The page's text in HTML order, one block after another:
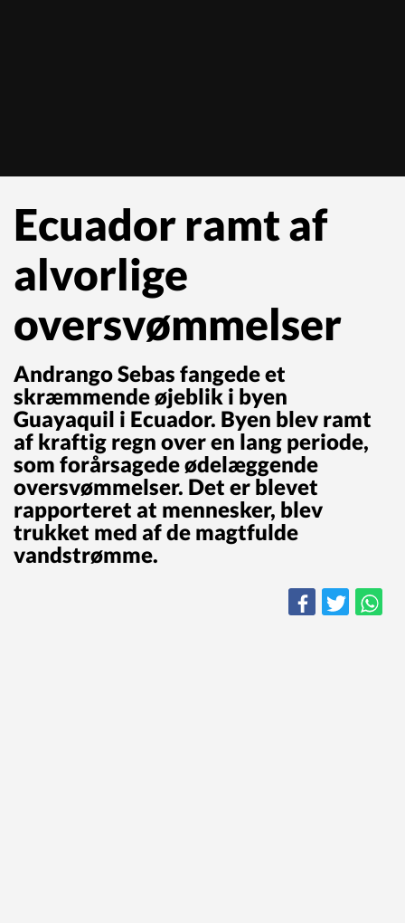
Ecuador ramt af
alvorlige
oversvømmelser
Andrango Sebas fangede et
skræmmende øjeblik i byen
Guayaquil i Ecuador. Byen blev ramt
af kraftig regn over en lang periode,
som forårsagede ødelæggende
oversvømmelser. Det er blevet
rapporteret at mennesker, blev
trukket med af de magtfulde
vandstrømme.